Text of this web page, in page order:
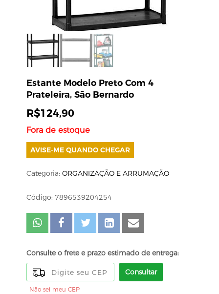
Estante Modelo Preto Com 4
Prateleira, São Bernardo
R$124,90
Fora de estoque
AVISE-ME QUANDO CHEGAR
Categoria: ORGANIZAÇÃO E ARRUMAÇÃO
Código: 7896539204254
Consulte o frete e prazo estimado de entrega:
Consultar
Não sei meu CEP